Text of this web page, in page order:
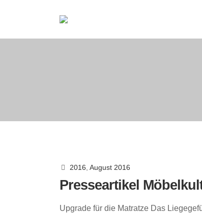
2016, August 2016
Presseartikel
Upgrade für die Matratze Das